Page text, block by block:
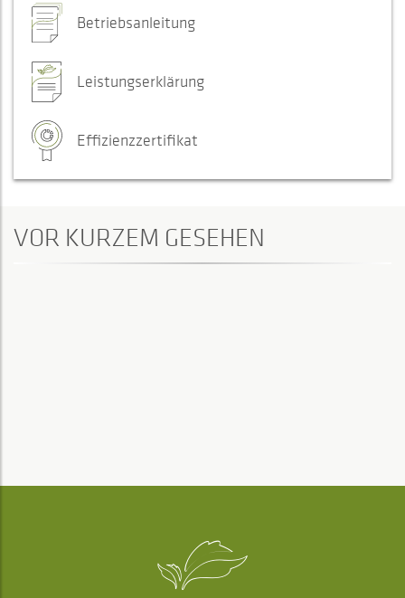
Betriebsanleitung
Leistungserklärung
Effizienzzertifikat
VOR KURZEM GESEHEN